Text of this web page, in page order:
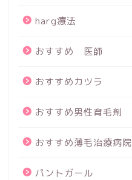
harg療法
おすすめ 医師
おすすめカツラ
おすすめ男性育毛剤
おすすめ薄毛治療病院
パントガール